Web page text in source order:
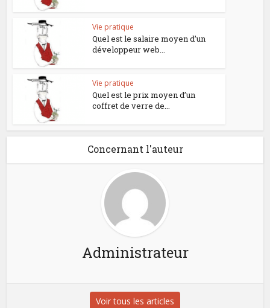
Vie pratique
Quel est le salaire moyen d’un
développeur web...
Vie pratique
Quel est le prix moyen d’un
coffret de verre de...
Concernant l'auteur
Administrateur
Voir tous les articles